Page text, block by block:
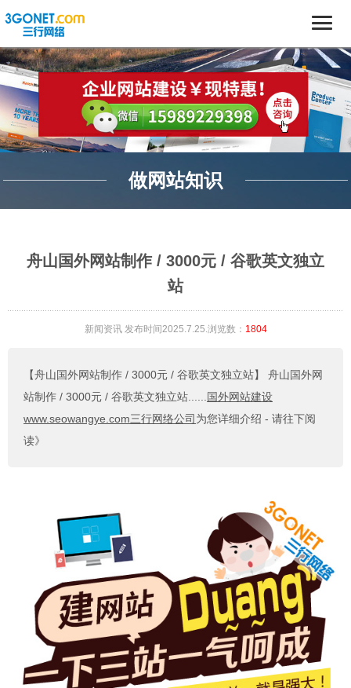
做网站知识
舟山国外网站制作 / 3000元 / 谷歌英文独立
站
新闻资讯发布时间2025.7.25.浏览数： 1804
【舟山国外网站制作 / 3000元 / 谷歌英文独立站】
舟山国外网
站制作 / 3000元 / 谷歌英文独立站......国外网站建设
www.seowangye.com三行网络公司 为您详细介绍 - 请往下阅
读》